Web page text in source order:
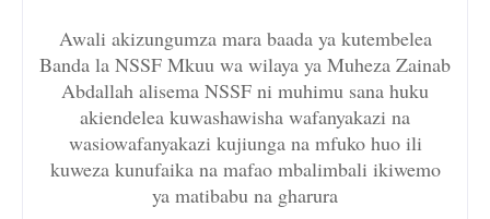
Awali akizungumza mara baada ya kutembelea
Banda la NSSF Mkuu wa wilaya ya Muheza Zainab
Abdallah alisema NSSF ni muhimu sana huku
akiendelea kuwashawisha wafanyakazi na
wasiowafanyakazi kujiunga na mfuko huo ili
kuweza kunufaika na mafao mbalimbali ikiwemo
ya matibabu na gharura